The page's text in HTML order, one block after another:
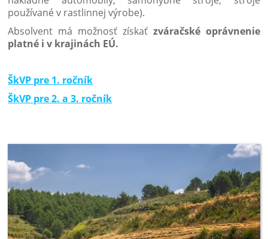
používané v rastlinnej výrobe).
Absolvent má možnosť získaťzváračské oprávnenie
platné i v krajinách EÚ.
ŠkVP pre 1. ročník
ŠkVP pre 2. a 3. ročník